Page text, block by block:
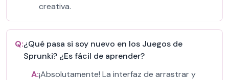
creativa.
Q:¿Qué pasa si soy nuevo en los Juegos de
Sprunki? ¿Es fácil de aprender?
A:¡Absolutamente! La interfaz de arrastrar y